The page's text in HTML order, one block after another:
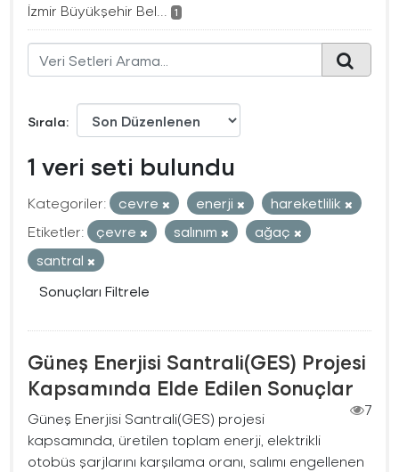
İzmir Büyükşehir Bel... 1
Sırala
1 veri seti bulundu
Kategoriler: cevre enerji
hareketlilik
Etiketler:
çevre salınım
ağaç
santral
Sonuçları Filtrele
Güneş Enerjisi Santrali(GES) Projesi
Kapsamında Elde Edilen Sonuçlar
7
Güneş Enerjisi Santrali(GES) projesi
kapsamında, üretilen toplam enerji, elektrikli
otobüs şarjlarını karşılama oranı, salımı engellenen